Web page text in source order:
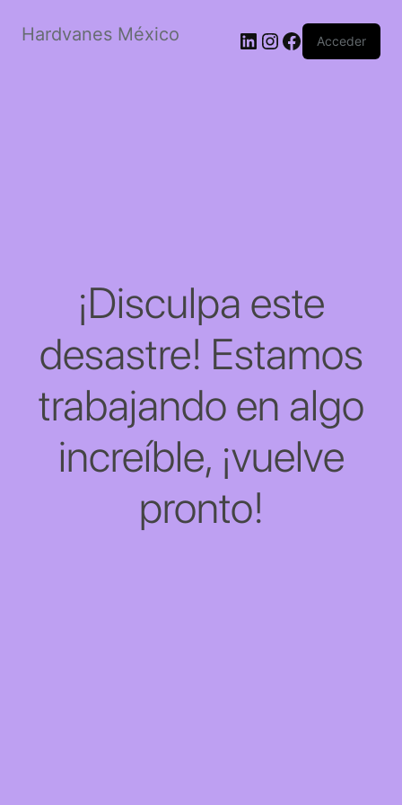
Hardvanes México LinkedIn
Instagram
Facebook
Acceder
¡Disculpa este
desastre! Estamos
trabajando en algo
increíble, ¡vuelve
pronto!